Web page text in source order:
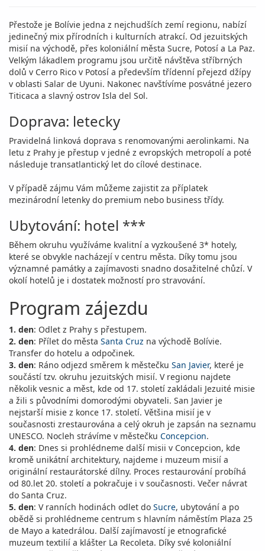
Přestože je Bolívie jedna z nejchudších zemí regionu, nabízí
jedinečný mix přírodních i kulturních atrakcí. Od jezuitských
misií na východě, přes koloniální města Sucre, Potosí a La Paz.
Velkým lákadlem programu jsou určitě návštěva stříbrných
dolů v Cerro Rico v Potosí a především třídenní přejezd džípy
v oblasti Salar de Uyuni. Nakonec navštívíme posvátné jezero
Titicaca a slavný ostrov Isla del Sol.
Doprava: letecky
Pravidelná linková doprava s renomovanými aerolinkami. Na
letu z Prahy je přestup v jedné z evropských metropolí a poté
následuje transatlantický let do cílové destinace.
V případě zájmu Vám můžeme zajistit za příplatek
mezinárodní letenky do premium nebo business třídy.
Ubytování: hotel ***
Během okruhu využíváme kvalitní a vyzkoušené 3* hotely,
které se obvykle nacházejí v centru města. Díky tomu jsou
významné památky a zajímavosti snadno dosažitelné chůzí. V
okolí hotelů je i dostatek možností pro stravování.
Program zájezdu
1. den: Odlet z Prahy s přestupem.
2. den: Přílet do města Santa Cruz na východě Bolívie.
Transfer do hotelu a odpočinek.
3. den: Ráno odjezd směrem k městečku San Javier, které je
součástí tzv. okruhu jezuitských misií. V regionu najdete
několik vesnic a měst, kde od 17. století zakládali Jezuité misie
a žili s původními domorodými obyvateli. San Javier je
nejstarší misie z konce 17. století. Většina misií je v
současnosti zrestaurována a celý okruh je zapsán na seznamu
UNESCO. Nocleh strávíme v městečku Concepcion.
4. den: Dnes si prohlédneme další misii v Concepcion, kde
kromě unikátní architektury, najdeme i muzeum misií a
originální restaurátorské dílny. Proces restaurování probíhá
od 80.let 20. století a pokračuje i v současnosti. Večer návrat
do Santa Cruz.
5. den: V ranních hodinách odlet do Sucre, ubytování a po
obědě si prohlédneme centrum s hlavním náměstím Plaza 25
de Mayo a katedrálou. Další zajímavostí je etnografické
muzeum textilií a klášter La Recoleta. Díky své koloniální